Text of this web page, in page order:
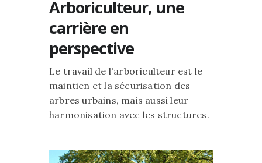
Arboriculteur, une
carrière en
perspective
Le travail de l'arboriculteur est le
maintien et la sécurisation des
arbres urbains, mais aussi leur
harmonisation avec les structures.